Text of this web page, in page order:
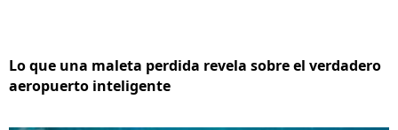
Lo que una maleta perdida revela sobre el verdadero
aeropuerto inteligente